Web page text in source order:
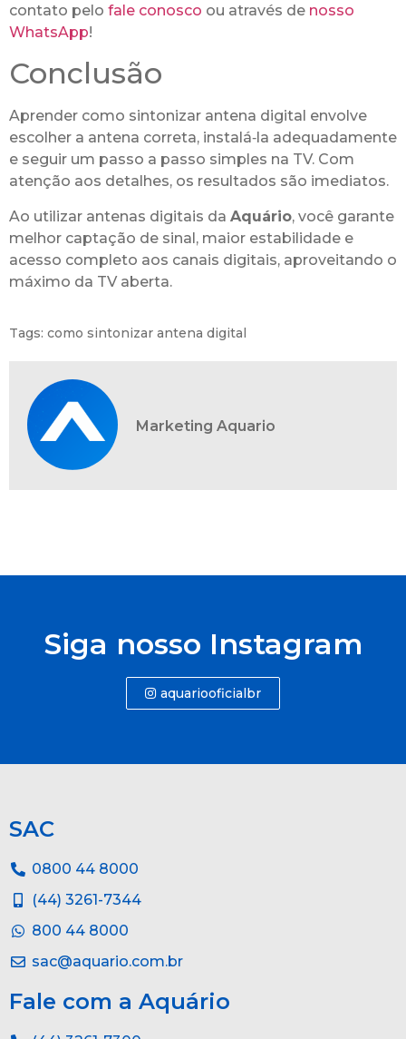
contato pelo fale conosco ou através de nosso
WhatsApp!
Conclusão
Aprender como sintonizar antena digital envolve
escolher a antena correta, instalá‑la adequadamente
e seguir um passo a passo simples na TV. Com
atenção aos detalhes, os resultados são imediatos.
Ao utilizar antenas digitais da Aquário, você garante
melhor captação de sinal, maior estabilidade e
acesso completo aos canais digitais, aproveitando o
máximo da TV aberta.
Tags: como sintonizar antena digital
Marketing Aquario
Siga nosso Instagram
aquariooficialbr
SAC
0800 44 8000
(44) 3261-7344
800 44 8000
sac@aquario.com.br
Fale com a Aquário